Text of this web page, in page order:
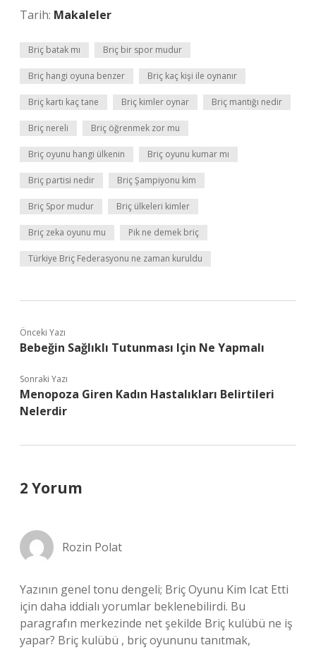
Tarih: Makaleler
Briç batak mı Briç bir spor mudur
Briç hangi oyuna benzer Briç kaç kişi ile oynanır
Briç kartı kaç tane Briç kimler oynar Briç mantığı nedir
Briç nereli Briç öğrenmek zor mu
Briç oyunu hangi ülkenin Briç oyunu kumar mı
Briç partisi nedir Briç Şampiyonu kim
Briç Spor mudur Briç ülkeleri kimler
Briç zeka oyunu mu Pik ne demek briç
Türkiye Briç Federasyonu ne zaman kuruldu
Önceki Yazı
Bebeğin Sağlıklı Tutunması Için Ne Yapmalı
Sonraki Yazı
Menopoza Giren Kadın Hastalıkları Belirtileri
Nelerdir
2 Yorum
Rozin Polat
Yazının genel tonu dengeli; Briç Oyunu Kim Icat Etti
için daha iddialı yorumlar beklenebilirdi. Bu
paragrafın merkezinde net şekilde Briç kulübü ne iş
yapar? Briç kulübü , briç oyununu tanıtmak,